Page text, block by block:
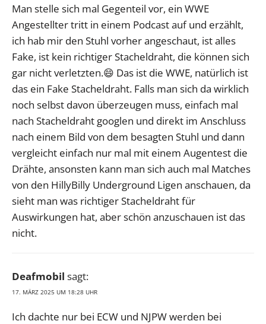
Man stelle sich mal Gegenteil vor, ein WWE
Angestellter tritt in einem Podcast auf und erzählt,
ich hab mir den Stuhl vorher angeschaut, ist alles
Fake, ist kein richtiger Stacheldraht, die können sich
gar nicht verletzten.😄 Das ist die WWE, natürlich ist
das ein Fake Stacheldraht. Falls man sich da wirklich
noch selbst davon überzeugen muss, einfach mal
nach Stacheldraht googlen und direkt im Anschluss
nach einem Bild von dem besagten Stuhl und dann
vergleicht einfach nur mal mit einem Augentest die
Drähte, ansonsten kann man sich auch mal Matches
von den HillyBilly Underground Ligen anschauen, da
sieht man was richtiger Stacheldraht für
Auswirkungen hat, aber schön anzuschauen ist das
nicht.
Deafmobil sagt:
17. MÄRZ 2025 UM 18:28 UHR
Ich dachte nur bei ECW und NJPW werden bei